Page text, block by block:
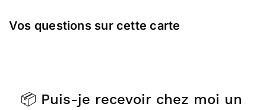
Vos questions sur cette carte
📦 Puis-je recevoir chez moi un